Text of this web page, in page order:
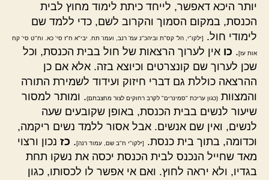
יותר היכא דאפשר, לייחד כיתת לימוד מחוץ לבית
הכנסת, במקום הסמוך והקרוב לשם, כדי ללמד שם
לימודי חול.
[ילקו"י, הל' קס"ת וביהכ"נ עמ' רנב, ועמו' תח. יבי"א ח"ז סי' כא. וח"ט סי' קח
אות עז]. כו אין לערוך הרצאות של חול בבית הכנסת, וכל
שכן לערוך שם קונצרטים וכיוצא בזה. אלא אם כן
ההרצאה כוללת גם דברי חיזוק ועידוד לשמירת התורה
והמצוות (כגון עריכת "סמינרים" לקרב רחוקים לצור מחצבתם). ומותר למסור
שיעור לנשים בבית הכנסת, באופן שקובעים שעה
לנשים, ואין שם אנשים. אבל אסור ללמד נשים ריקמה,
וכדומה, בתוך בית כנסת.
[ילקו"י ח"ב שם, עמוד רנה]. כז נכון ורצוי
מאד שחייל הנכנס לבית הכנסת יכסה את נשקו תחת
בגדיו, ולא יראה לחוץ. ואם אי אפשר לו לכסותו, כגון